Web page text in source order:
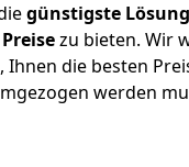
günstigste Lösung
zu bieten. Wir
die besten
werden